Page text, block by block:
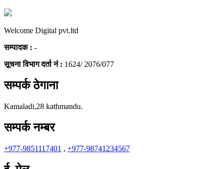
Welcome Digital pvt.ltd
सम्पादक : -
सूचना विभाग दर्ता नं : 1624/ 2076/077
सम्पर्क ठेगाना
Kamaladi,28 kathmandu.
सम्पर्क नम्बर
+977-9851117401 , +977-98741234567